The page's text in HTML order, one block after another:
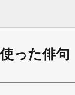
った俳句